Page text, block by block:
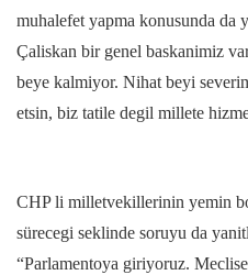
muhalefet yapma konusunda
Çaliskan bir genel baskanimiz
beye kalmiyor. Nihat beyi
etsin, biz tatile degil millete
CHP li milletvekillerinin yemin
sürecegi seklinde soruyu da
“Parlamentoya giriyoruz.